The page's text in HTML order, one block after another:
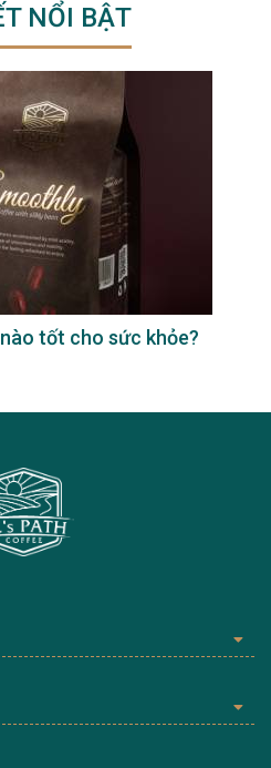
NỔI BẬT
tốt cho sức khỏe?